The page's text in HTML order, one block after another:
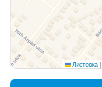
Листовка |